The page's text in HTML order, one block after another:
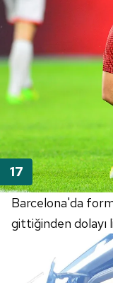
Barcelona'da
gittiğinden dolayı